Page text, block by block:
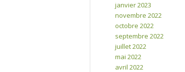
janvier 2023
novembre 2022
octobre 2022
septembre 2022
juillet 2022
mai 2022
avril 2022